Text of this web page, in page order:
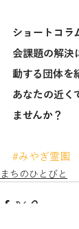
ショートコラ
会課題の解決
動する団体を
あなたの近く
ませんか？
#みやぎ霊園
まちのひとびと